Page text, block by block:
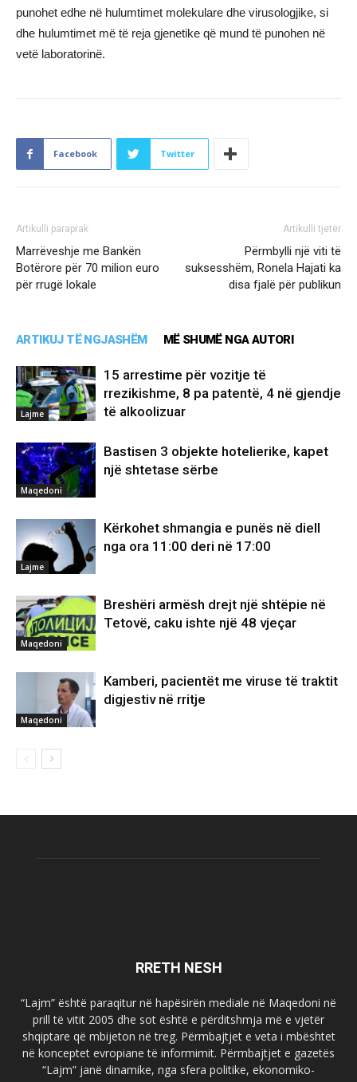
punohet edhe në hulumtimet molekulare dhe virusologjike, si
dhe hulumtimet më të reja gjenetike që mund të punohen në
vetë laboratorinë.
Facebook Twitter
Artikulli paraprak
Marrëveshje me Bankën
Botërore për 70 milion euro
për rrugë lokale
Artikulli tjetër
Përmbylli një viti të
suksesshëm, Ronela Hajati ka
disa fjalë për publikun
ARTIKUJ TË NGJASHËM MË SHUMË NGA AUTORI
Lajme
15 arrestime për vozitje të
rrezikishme, 8 pa patentë, 4 në gjendje
të alkoolizuar
Maqedoni
Bastisen 3 objekte hotelierike, kapet
një shtetase sërbe
Lajme
Kërkohet shmangia e punës në diell
nga ora 11:00 deri në 17:00
Maqedoni
Breshëri armësh drejt një shtëpie në
Tetovë, caku ishte një 48 vjeçar
Maqedoni
Kamberi, pacientët me viruse të traktit
digjestiv në rritje
RRETH NESH
“Lajm” është paraqitur në hapësirën mediale në Maqedoni në
prill të vitit 2005 dhe sot është e përditshmja më e vjetër
shqiptare që mbijeton në treg. Përmbajtjet e veta i mbështet
në konceptet evropiane të informimit. Përmbajtjet e gazetës
“Lajm” janë dinamike, nga sfera politike, ekonomiko-